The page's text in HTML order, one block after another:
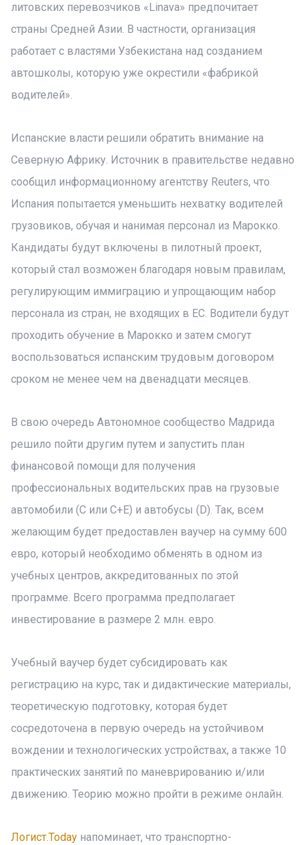
литовских перевозчиков «Linava» предпочитает
страны Средней Азии. В частности, организация
работает с властями Узбекистана над созданием
автошколы, которую уже окрестили «фабрикой
водителей».
Испанские власти решили обратить внимание на
Северную Африку. Источник в правительстве недавно
сообщил информационному агентству Reuters, что
Испания попытается уменьшить нехватку водителей
грузовиков, обучая и нанимая персонал из Марокко.
Кандидаты будут включены в пилотный проект,
который стал возможен благодаря новым правилам,
регулирующим иммиграцию и упрощающим набор
персонала из стран, не входящих в ЕС. Водители будут
проходить обучение в Марокко и затем смогут
воспользоваться испанским трудовым договором
сроком не менее чем на двенадцати месяцев.
В свою очередь Автономное сообщество Мадрида
решило пойти другим путем и запустить план
финансовой помощи для получения
профессиональных водительских прав на грузовые
автомобили (C или C+E) и автобусы (D). Так, всем
желающим будет предоставлен ваучер на сумму 600
евро, который необходимо обменять в одном из
учебных центров, аккредитованных по этой
программе. Всего программа предполагает
инвестирование в размере 2 млн. евро.
Учебный ваучер будет субсидировать как
регистрацию на курс, так и дидактические материалы,
теоретическую подготовку, которая будет
сосредоточена в первую очередь на устойчивом
вождении и технологических устройствах, а также 10
практических занятий по маневрированию и/или
движению. Теорию можно пройти в режиме онлайн.
Логист.Today напоминает, что транспортно-